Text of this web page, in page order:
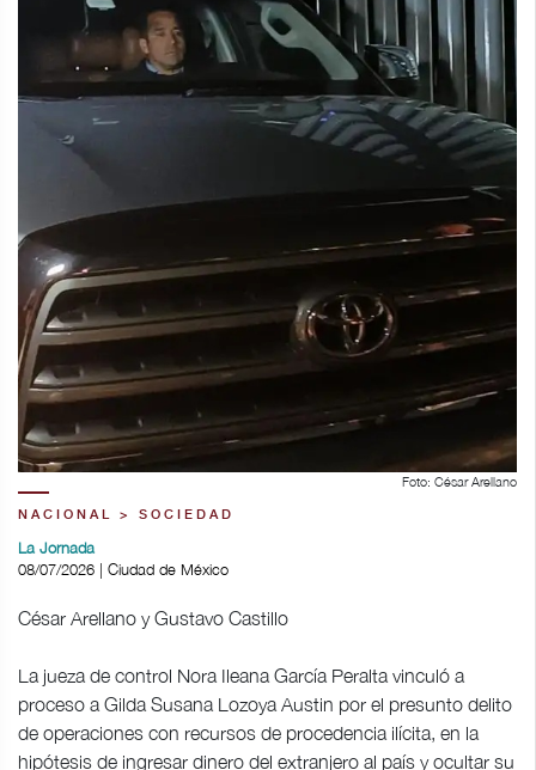
Foto: César Arellano
NACIONAL > SOCIEDAD
La Jornada
08/07/2026 | Ciudad de México
César Arellano y Gustavo Castillo
La jueza de control Nora Ileana García Peralta vinculó a
proceso a Gilda Susana Lozoya Austin por el presunto delito
de operaciones con recursos de procedencia ilícita, en la
hipótesis de ingresar dinero del extranjero al país y ocultar su